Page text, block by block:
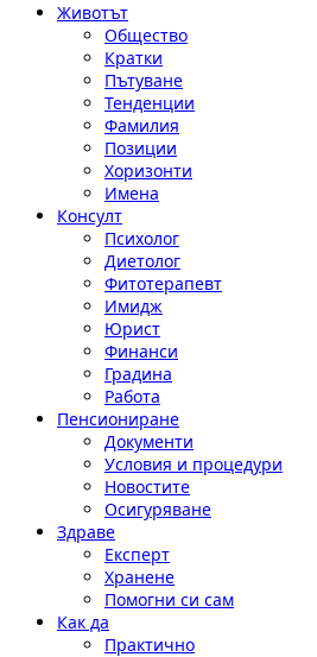
Животът
Общество
Кратки
Пътуване
Тенденции
Фамилия
Позиции
Хоризонти
Имена
Консулт
Психолог
Диетолог
Фитотерапевт
Имидж
Юрист
Финанси
Градина
Работа
Пенсиониране
Документи
Условия и процедури
Новостите
Осигуряване
Здраве
Експерт
Хранене
Помогни си сам
Как да
Практично